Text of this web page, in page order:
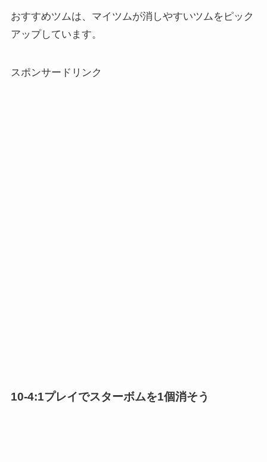
おすすめツムは、マイツムが消しやすいツムをピック
アップしています。
スポンサードリンク
10-4:1プレイでスターボムを1個消そう